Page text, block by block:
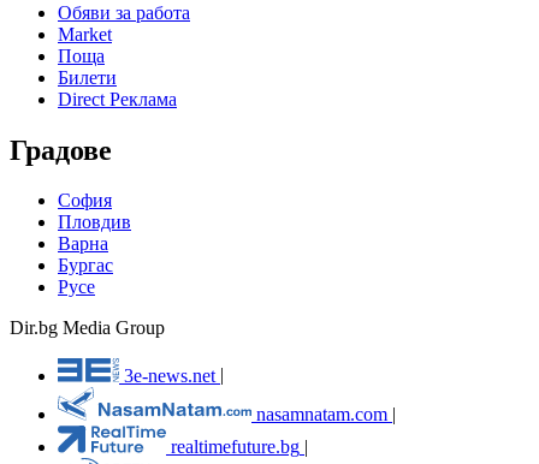
Обяви за работа
Market
Поща
Билети
Direct Реклама
Градове
София
Пловдив
Варна
Бургас
Русе
Dir.bg Media Group
3e-news.net
nasamnatam.com |
realtimefuture.bg |